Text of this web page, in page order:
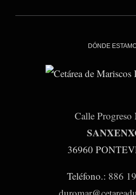
DÓNDE
Calle Progreso
36960
Teléfono.: 886